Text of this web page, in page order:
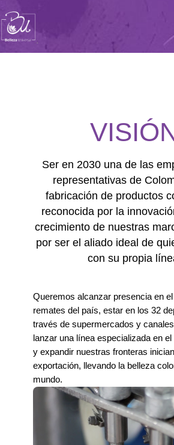
al
contenido
Ser en 2030 una de las
representativas de
fabricación de productos
reconocida por la
crecimiento de nuestras
por ser el aliado ideal de
con su propia
Queremos alcanzar presencia en
remates del país, estar en los 32
través de supermercados y
lanzar una línea especializada en el
y expandir nuestras fronteras
exportación, llevando la belleza
mundo.